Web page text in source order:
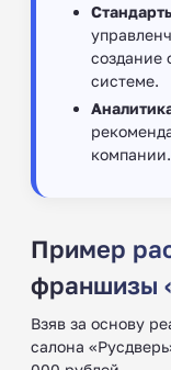
создание
системе.
компании.
Пример
франшизы
Взяв за основу
салона